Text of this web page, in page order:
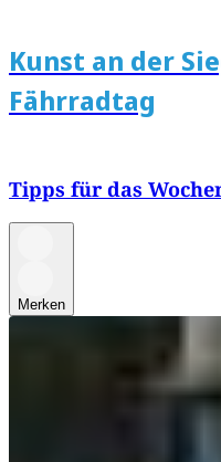
Kunst an der
Fährradtag
Tipps für das
Merken